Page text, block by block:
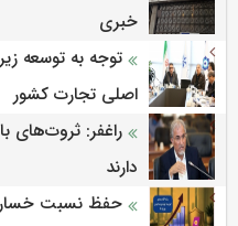
خبری
توجه به توسعه
اصلی تجارت کشور
راغفر: ثروت‌های
دارند
حفظ نسبت خسارت